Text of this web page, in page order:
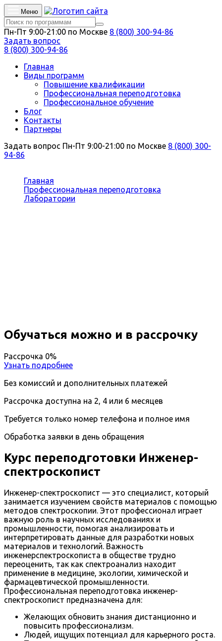
Меню
Пн-Пт 9:00-21:00 по Москве 8 (800) 300-94-86
Задать вопрос
8 (800) 300-94-86
Главная
Виды программ
Повышение квалификации
Профессиональная переподготовка
Профессиональное обучение
Блог
Контакты
Партнеры
Задать вопрос Пн-Пт 9:00-21:00 по Москве 8 (800) 300-
94-86
Главная
Профессиональная переподготовка
Лаборатории
Обучаться можно и в рассрочку
Рассрочка 0%
Узнать подробнее
Без комиссий и дополнительных платежей
Рассрочка доступна на 2, 4 или 6 месяцев
Требуется только номер телефона и полное имя
Обработка заявки в день обращения
Курс переподготовки Инженер-
спектроскопист
Инженер-спектроскопист — это специалист, который
занимается изучением свойств материалов с помощью
методов спектроскопии. Этот профессионал играет
важную роль в научных исследованиях и
промышленности, помогая анализировать и
интерпретировать данные для разработки новых
материалов и технологий. Важность
инженерспектроскописта в обществе трудно
переоценить, так как спектроанализ находит
применение в медицине, экологии, химической и
фармацевтической промышленности.
Профессиональная переподготовка инженер-
спектроскопист предназначена для:
Желающих обновить знания дистанционно и
повысить профессионализм.
Людей, ищущих потенциал для карьерного роста.